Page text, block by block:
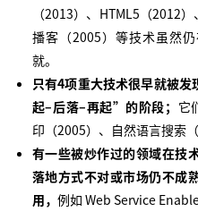
（2013）、HTML5（2012
播客（2005）等技术虽然
就。
只有4项重大技术很早就被发
起–后落–再起” 的阶段； 它
印（2005）、自然语言搜索
有一些被炒作过的领域在技
落地方式不对或市场仍不成
用， 例如 Web Service